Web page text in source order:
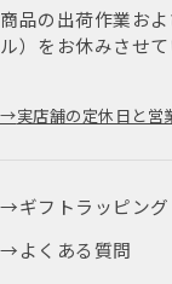
商品の出荷作業お
ル）をお休みさせて
実店舗の定休日と営
ギフトラッピング
よくある質問